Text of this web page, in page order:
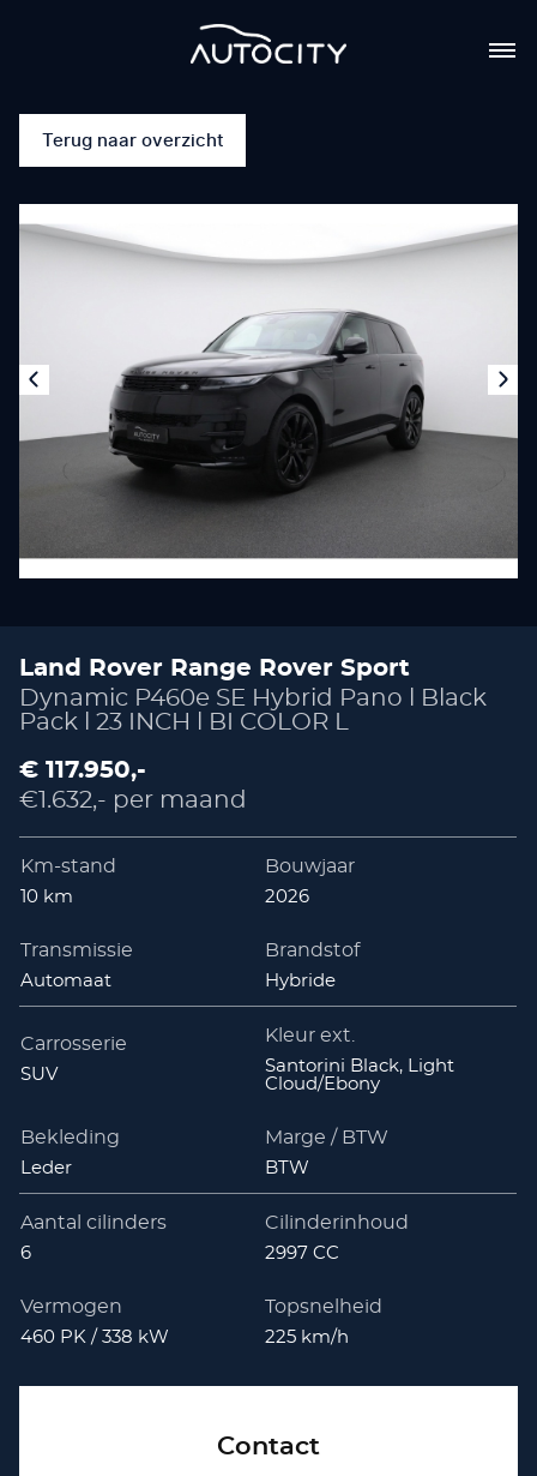
Terug naar overzicht
Land Rover Range Rover Sport
Dynamic P460e SE Hybrid Pano l Black
Pack l 23 INCH l BI COLOR L
€ 117.950,-
€1.632,- per maand
Km-stand
10 km
Bouwjaar
2026
Transmissie
Automaat
Brandstof
Hybride
Carrosserie
SUV
Kleur ext.
Santorini Black, Light
Cloud/Ebony
Bekleding
Leder
Marge / BTW
BTW
Aantal cilinders
6
Cilinderinhoud
2997 CC
Vermogen
460 PK / 338 kW
Topsnelheid
225 km/h
Contact